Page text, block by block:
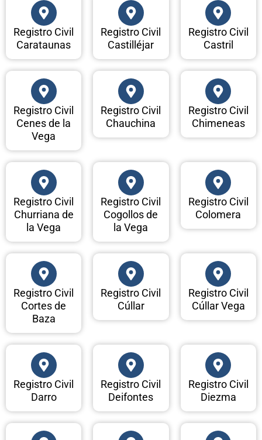
Registro Civil
Carataunas
Registro Civil
Castilléjar
Registro Civil
Castril
Registro Civil
Cenes de la
Vega
Registro Civil
Chauchina
Registro Civil
Chimeneas
Registro Civil
Churriana de
la Vega
Registro Civil
Cogollos de
la Vega
Registro Civil
Colomera
Registro Civil
Cortes de
Baza
Registro Civil
Cúllar
Registro Civil
Cúllar Vega
Registro Civil
Darro
Registro Civil
Deifontes
Registro Civil
Diezma